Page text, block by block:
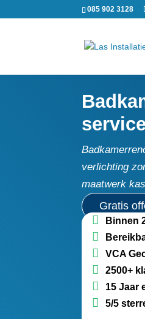
085 902 3128
verlichting
maatwerk
Gratis
Binnen
VCA
2500+
15 Jaar
5/5